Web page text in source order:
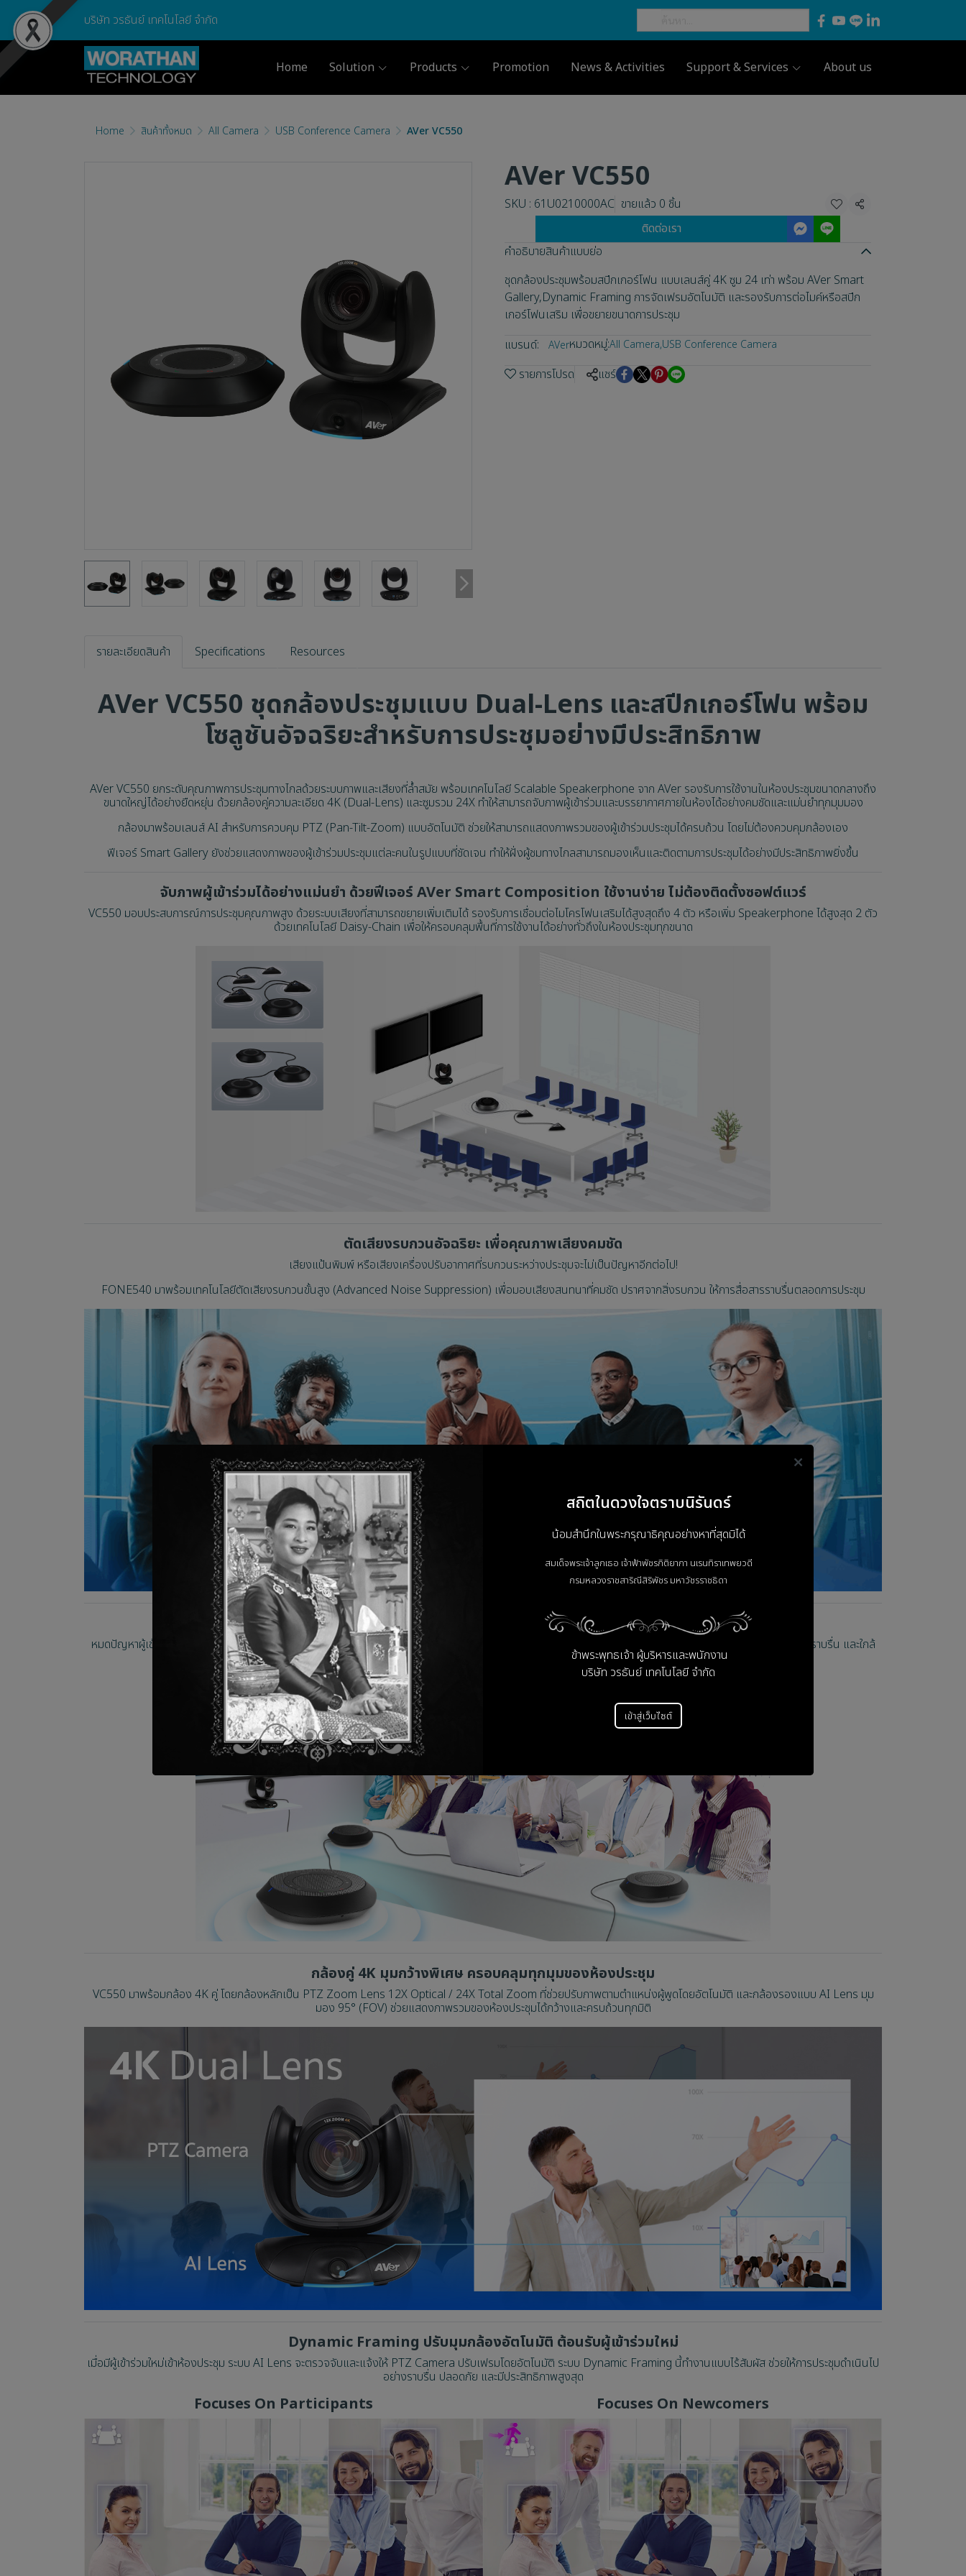
บริษัท วรธันย์ เทคโนโลยี จำกัด
Home Solution Products Promotion News & Activities Support & Services About us
Home สินค้าทั้งหมด All Camera USB Conference Camera AVer VC550
AVer VC550
SKU : 61U0210000AC ขายแล้ว 0 ชิ้น
แชร์
ติดต่อเรา
คำอธิบายสินค้าแบบย่อ
ชุดกล้องประชุมพร้อมสปีกเกอร์โฟน แบบเลนส์คู่ 4K ซูม 24 เท่า พร้อม AVer Smart
Gallery,Dynamic Framing การจัดเฟรมอัตโนมัติ และรองรับการต่อไมค์หรือสปีก
เกอร์โฟนเสริม เพื่อขยายขนาดการประชุม
แบรนด์:
AVerหมวดหมู่:All Camera,USB Conference Camera
รายการโปรด แชร์
รายละเอียดสินค้า Specifications Resources
AVer VC550 ชุดกล้องประชุมแบบ Dual-Lens และสปีกเกอร์โฟน พร้อม
โซลูชันอัจฉริยะสำหรับการประชุมอย่างมีประสิทธิภาพ
AVer VC550 ยกระดับคุณภาพการประชุมทางไกลด้วยระบบภาพและเสียงที่ล้ำสมัย พร้อมเทคโนโลยี Scalable Speakerphone จาก AVer รองรับการใช้งานในห้องประชุมขนาดกลางถึง
ขนาดใหญ่ได้อย่างยืดหยุ่น ด้วยกล้องคู่ความละเอียด 4K (Dual-Lens) และซูมรวม 24X ทำให้สามารถจับภาพผู้เข้าร่วมและบรรยากาศภายในห้องได้อย่างคมชัดและแม่นยำทุกมุมมอง
กล้องมาพร้อมเลนส์ AI สำหรับการควบคุม PTZ (Pan-Tilt-Zoom) แบบอัตโนมัติ ช่วยให้สามารถแสดงภาพรวมของผู้เข้าร่วมประชุมได้ครบถ้วน โดยไม่ต้องควบคุมกล้องเอง
ฟีเจอร์ Smart Gallery ยังช่วยแสดงภาพของผู้เข้าร่วมประชุมแต่ละคนในรูปแบบที่ชัดเจน ทำให้ฝั่งผู้ชมทางไกลสามารถมองเห็นและติดตามการประชุมได้อย่างมีประสิทธิภาพยิ่งขึ้น
จับภาพผู้เข้าร่วมได้อย่างแม่นยำ ด้วยฟีเจอร์ AVer Smart Composition ใช้งานง่าย ไม่ต้องติดตั้งซอฟต์แวร์
VC550 มอบประสบการณ์การประชุมคุณภาพสูง ด้วยระบบเสียงที่สามารถขยายเพิ่มเติมได้ รองรับการเชื่อมต่อไมโครโฟนเสริมได้สูงสุดถึง 4 ตัว หรือเพิ่ม Speakerphone ได้สูงสุด 2 ตัว
ด้วยเทคโนโลยี Daisy-Chain เพื่อให้ครอบคลุมพื้นที่การใช้งานได้อย่างทั่วถึงในห้องประชุมทุกขนาด
ตัดเสียงรบกวนอัจฉริยะ เพื่อคุณภาพเสียงคมชัด
เสียงแป้นพิมพ์ หรือเสียงเครื่องปรับอากาศที่รบกวนระหว่างประชุมจะไม่เป็นปัญหาอีกต่อไป!
FONE540 มาพร้อมเทคโนโลยีตัดเสียงรบกวนขั้นสูง (Advanced Noise Suppression) เพื่อมอบเสียงสนทนาที่คมชัด ปราศจากสิ่งรบกวน ให้การสื่อสารราบรื่นตลอดการประชุม
ให้การสื่อสารที่ชัดเจน
หมดปัญหาผู้เข้าร่วมประชุมทางไกลไม่ได้ยินหรือขอให้พูดซ้ำ FONE540 รองรับระบบตรวจจับการพูดพร้อมกัน (Double-talk Detection) ทำให้การสนทนาเป็นธรรมชาติ ราบรื่น และใกล้
เคียงการประชุมแบบพบหน้าจริง
กล้องคู่ 4K มุมกว้างพิเศษ ครอบคลุมทุกมุมของห้องประชุม
VC550 มาพร้อมกล้อง 4K คู่ โดยกล้องหลักเป็น PTZ Zoom Lens 12X Optical / 24X Total Zoom ที่ช่วยปรับภาพตามตำแหน่งผู้พูดโดยอัตโนมัติ และกล้องรองแบบ AI Lens มุม
มอง 95° (FOV) ช่วยแสดงภาพรวมของห้องประชุมได้กว้างและครบถ้วนทุกมิติ
Dynamic Framing ปรับมุมกล้องอัตโนมัติ ต้อนรับผู้เข้าร่วมใหม่
เมื่อมีผู้เข้าร่วมใหม่เข้าห้องประชุม ระบบ AI Lens จะตรวจจับและแจ้งให้ PTZ Camera ปรับเฟรมโดยอัตโนมัติ ระบบ Dynamic Framing นี้ทำงานแบบไร้สัมผัส ช่วยให้การประชุมดำเนินไป
อย่างราบรื่น ปลอดภัย และมีประสิทธิภาพสูงสุด
Focuses On Participants Focuses On Newcomers
สถิตในดวงใจตราบนิรันดร์
น้อมสำนึกในพระกรุณาธิคุณอย่างหาที่สุดมิได้
สมเด็จพระเจ้าลูกเธอ เจ้าฟ้าพัชรกิติยาภา นเรนทิราเทพยวดี
กรมหลวงราชสาริณีสิริพัชร มหาวัชรราชธิดา
ข้าพระพุทธเจ้า ผู้บริหารและพนักงาน
บริษัท วรธันย์ เทคโนโลยี จำกัด
เข้าสู่เว็บไซต์